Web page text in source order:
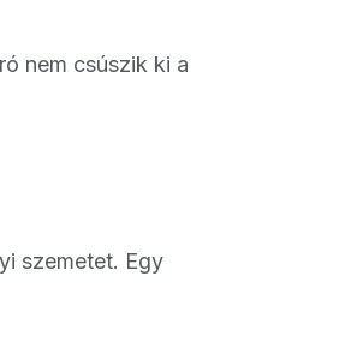
nem csúszik ki a
szemetet. Egy